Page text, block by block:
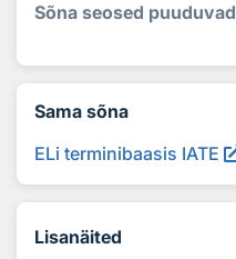
Sõna seosed puuduvad
Sama sõna
ELi terminibaasis IATE
Lisanäited